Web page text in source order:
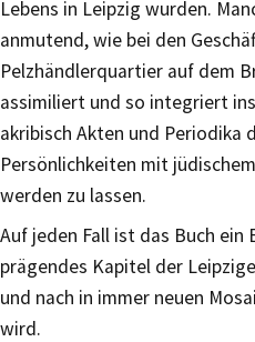
Lebens in Leipzig wurden.
anmutend, wie bei den
Pelzhändlerquartier auf dem
assimiliert und so integriert
akribisch Akten und Periodika
Persönlichkeiten mit
werden zu lassen.
Auf jeden Fall ist das Buch ein
prägendes Kapitel der
und nach in immer neuen
wird.